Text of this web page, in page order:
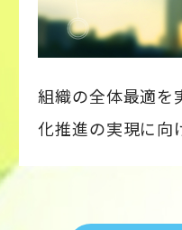
組織の全体最適を
化推進の実現に向